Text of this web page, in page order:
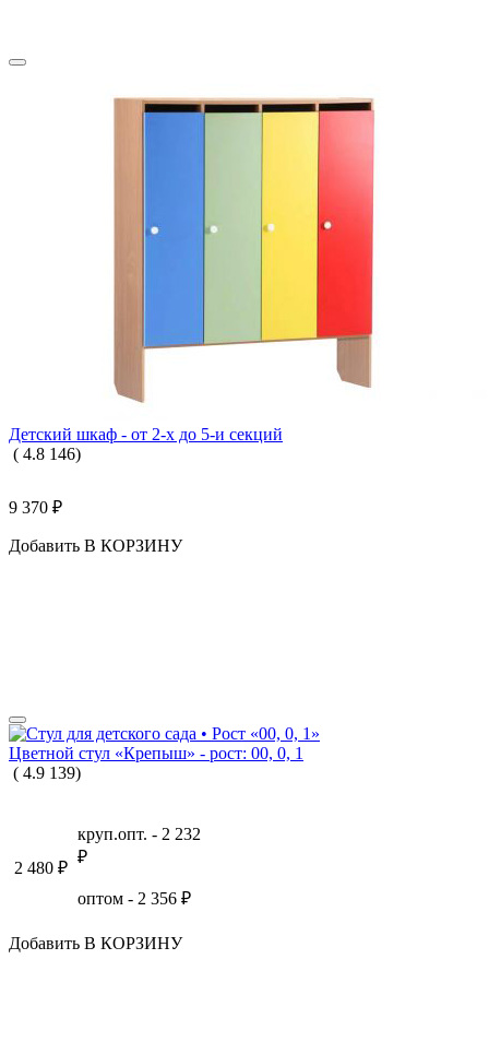
Детский шкаф - от 2-х до 5-и секций
( 4.8 146)
9 370 ₽
Добавить В КОРЗИНУ
Цветной стул «Крепыш» - рост: 00, 0, 1
( 4.9 139)
2 480 ₽
круп.опт. - 2 232
₽
оптом - 2 356 ₽
Добавить В КОРЗИНУ